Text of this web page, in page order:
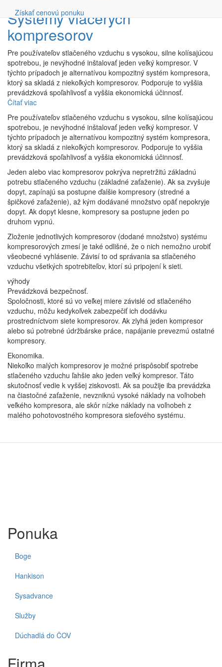
Získať cenovú ponuku
Systémy viacerých
kompresorov
Pre používateľov stlačeného vzduchu s vysokou, silne kolísajúcou
spotrebou, je nevýhodné inštalovať jeden veľký kompresor. V
týchto prípadoch je alternatívou kompozitný systém kompresora,
ktorý sa skladá z niekoľkých kompresorov. Podporuje to vyššia
prevádzková spoľahlivosť a vyššia ekonomická účinnosť.
Čítať viac
Systémy
viacerých
kompresorov
Pre používateľov stlačeného vzduchu s vysokou, silne kolísajúcou
spotrebou, je nevýhodné inštalovať jeden veľký kompresor. V
týchto prípadoch je alternatívou kompozitný systém kompresora,
ktorý sa skladá z niekoľkých kompresorov. Podporuje to vyššia
prevádzková spoľahlivosť a vyššia ekonomická účinnosť.
Jeden alebo viac kompresorov pokrýva nepretržitú základnú
potrebu stlačeného vzduchu (základné zaťaženie). Ak sa zvyšuje
dopyt, zapínajú sa postupne ďalšie kompresory (stredné a
špičkové zaťaženie), až kým dodávané množstvo opäť nepokryje
dopyt. Ak dopyt klesne, kompresory sa postupne jeden po
druhom vypnú.
Zloženie jednotlivých kompresorov (dodané množstvo) systému
kompresorových zmesí je také odlišné, že o nich nemožno urobiť
všeobecné vyhlásenie. Závisí to od správania sa stlačeného
vzduchu všetkých spotrebiteľov, ktorí sú pripojení k sieti.
výhody
Prevádzková bezpečnosť.
Spoločnosti, ktoré sú vo veľkej miere závislé od stlačeného
vzduchu, môžu kedykoľvek zabezpečiť ich dodávku
prostredníctvom siete kompresorov. Ak zlyhá jeden kompresor
alebo sú potrebné údržbárske práce, napájanie prevezmú ostatné
kompresory.
Ekonomika.
Niekoľko malých kompresorov je možné prispôsobiť spotrebe
stlačeného vzduchu ľahšie ako jeden veľký kompresor. Táto
skutočnosť vedie k vyššej ziskovosti. Ak sa použije iba prevádzka
na čiastočné zaťaženie, nevzniknú vysoké náklady na voľnobeh
veľkého kompresora, ale skôr nízke náklady na voľnobeh z
malého pohotovostného kompresora sieťového systému.
Ponuka
Boge
Hankison
Sysadvance
Služby
Dúchadlá do ČOV